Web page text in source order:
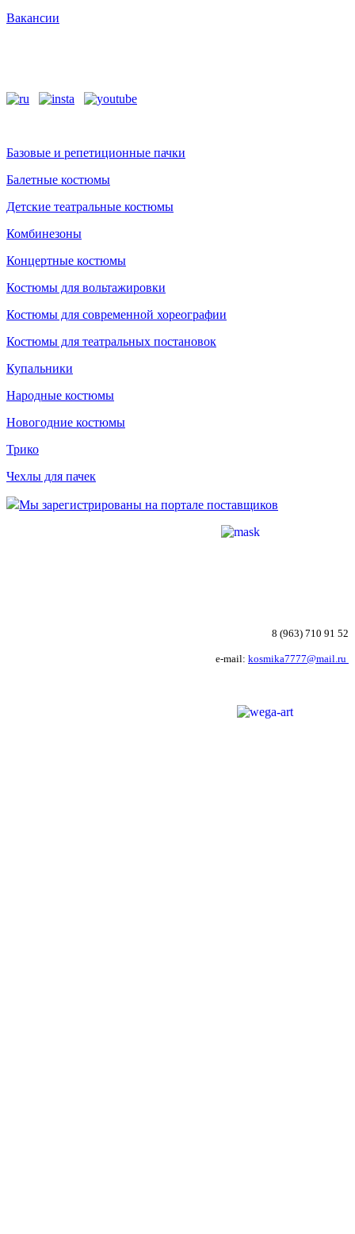
Вакансии
Базовые и репетиционные пачки
Балетные костюмы
Детские театральные костюмы
Комбинезоны
Концертные костюмы
Костюмы для вольтажировки
Костюмы для современной хореографии
Костюмы для театральных постановок
Купальники
Народные костюмы
Новогодние костюмы
Трико
Чехлы для пачек
Мы зарегистрированы на портале поставщиков
8 (963) 710 91 52
e-mail: kosmika7777@mail.ru